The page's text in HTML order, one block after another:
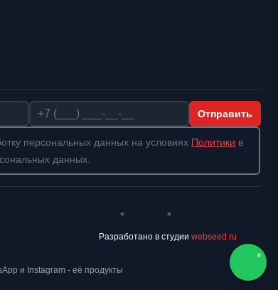
Телефон Отправить
персональных данных на условиях Политики в
данных.
* *
Разработано в студии webseed.ru
и Instagram - её продукты
*